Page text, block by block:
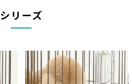
シリーズ